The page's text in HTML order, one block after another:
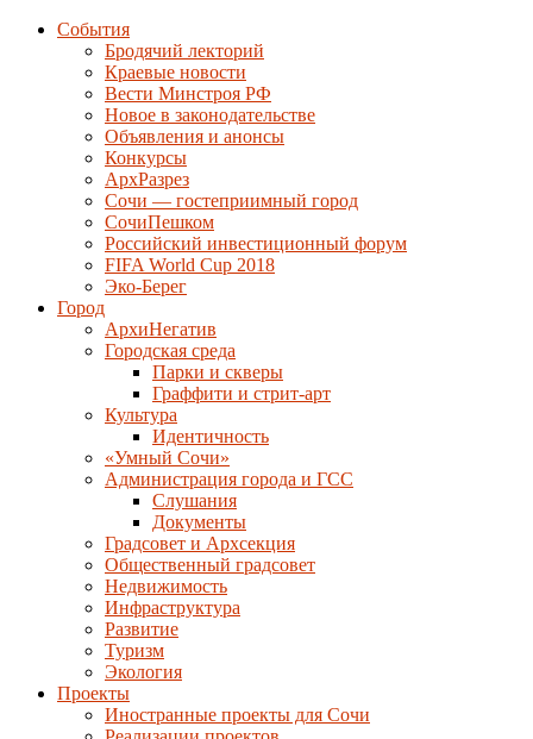
События
Бродячий лекторий
Краевые новости
Вести Минстроя РФ
Новое в законодательстве
Объявления и анонсы
Конкурсы
АрхРазрез
Сочи — гостеприимный город
СочиПешком
Российский инвестиционный форум
FIFA World Cup 2018
Эко-Берег
Город
АрхиНегатив
Городская среда
Парки и скверы
Граффити и стрит-арт
Культура
Идентичность
«Умный Сочи»
Администрация города и ГСС
Слушания
Документы
Градсовет и Архсекция
Общественный градсовет
Недвижимость
Инфраструктура
Развитие
Туризм
Экология
Проекты
Иностранные проекты для Сочи